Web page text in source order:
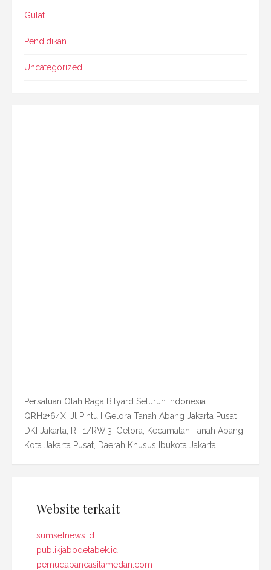
Gulat
Pendidikan
Uncategorized
Persatuan Olah Raga Bilyard Seluruh Indonesia
QRH2+64X, Jl Pintu I Gelora Tanah Abang Jakarta Pusat
DKI Jakarta, RT.1/RW.3, Gelora, Kecamatan Tanah Abang,
Kota Jakarta Pusat, Daerah Khusus Ibukota Jakarta
Website terkait
sumselnews.id
publikjabodetabek.id
pemudapancasilamedan.com